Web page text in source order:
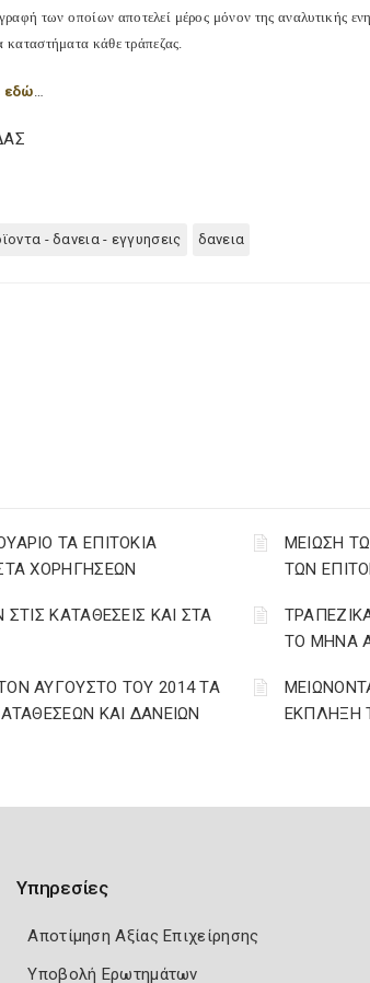
των οποίων αποτελεί μέρος μόνον της αναλυτικής
καταστήματα κάθε τράπεζας.
εδώ…
- δανεια - εγγυησεις δανεια
ΤΑ ΕΠΙΤΟΚΙΑ
ΧΟΡΗΓΗΣΕΩΝ
ΜΕΙΩΣΗ
ΤΩΝ
ΚΑΤΑΘΕΣΕΙΣ ΚΑΙ ΣΤΑ
ΤΟ ΜΗΝΑ
ΑΥΓΟΥΣΤΟ ΤΟΥ 2014 ΤΑ
ΚΑΙ ΔΑΝΕΙΩΝ
ΕΚΠΛΗΞΗ
Υπηρεσίες
Αποτίμηση Αξίας Επιχείρησης
Υποβολή Ερωτημάτων